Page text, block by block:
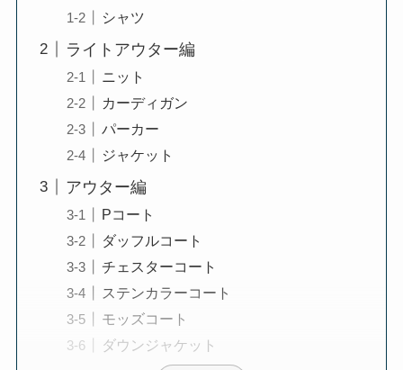
シャツ
ライトアウター編
ニット
カーディガン
パーカー
ジャケット
アウター編
Pコート
ダッフルコート
チェスターコート
ステンカラーコート
モッズコート
ダウンジャケット